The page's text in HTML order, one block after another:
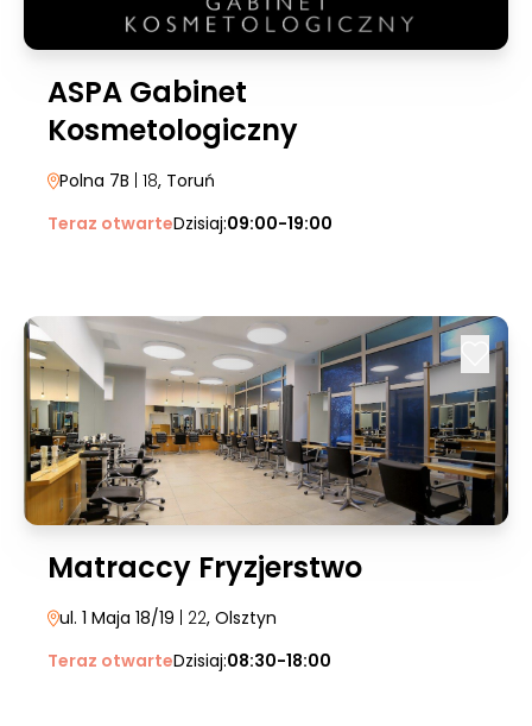
ASPA Gabinet
Kosmetologiczny
Polna 7B | 18, Toruń
Teraz otwarteDzisiaj:09:00-19:00
Matraccy Fryzjerstwo
ul. 1 Maja 18/19 | 22, Olsztyn
Teraz otwarteDzisiaj:08:30-18:00